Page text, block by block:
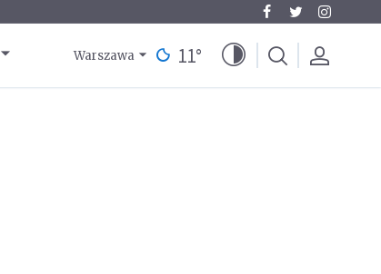
Warszawa 11°